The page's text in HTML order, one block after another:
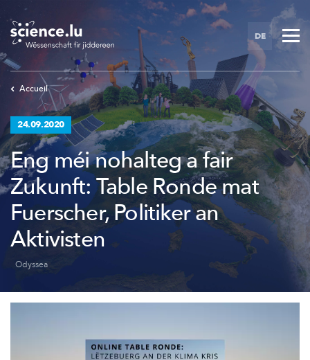
to
main
content
DE
Accueil
24.09.2020
Eng méi nohalteg a fair
Zukunft: Table Ronde mat
Fuerscher, Politiker an
Aktivisten
Odyssea